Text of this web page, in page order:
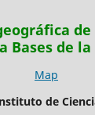
Bases de
de